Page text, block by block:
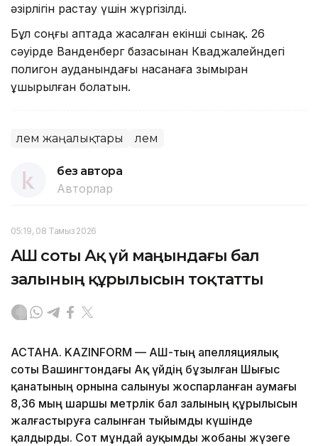
әзірлігін растау үшін жүргізілді.
Бұл соңғы аптада жасалған екінші сынақ. 26
сәуірде Ванденберг базасынан Кваджалейндегі
полигон ауданындағы насанаға зымыран
ұшырылған болатын.
Әлем жаңалықтары Әлем
без автора
Авторлар
05:19, 08 Тамыз 2026
АҚШ соты Ақ үй маңындағы бал
залының құрылысын тоқтатты
АСТАНА. KAZINFORM — АҚШ-тың апелляциялық
соты Вашингтондағы Ақ үйдің бұзылған Шығыс
қанатының орнына салынуы жоспарланған аумағы
8,36 мың шаршы метрлік бал залының құрылысын
жалғастыруға салынған тыйымды күшінде
қалдырды. Сот мұндай ауқымды жобаны жүзеге